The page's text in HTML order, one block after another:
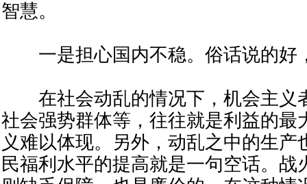
智慧。
一是担心国内不稳。俗话说的好
在社会动乱的情况下，机会主义
社会强势群体等，往往就是利益的最
义难以体现。另外，动乱之中的生产
民福利水平的提高就是一句空话。战